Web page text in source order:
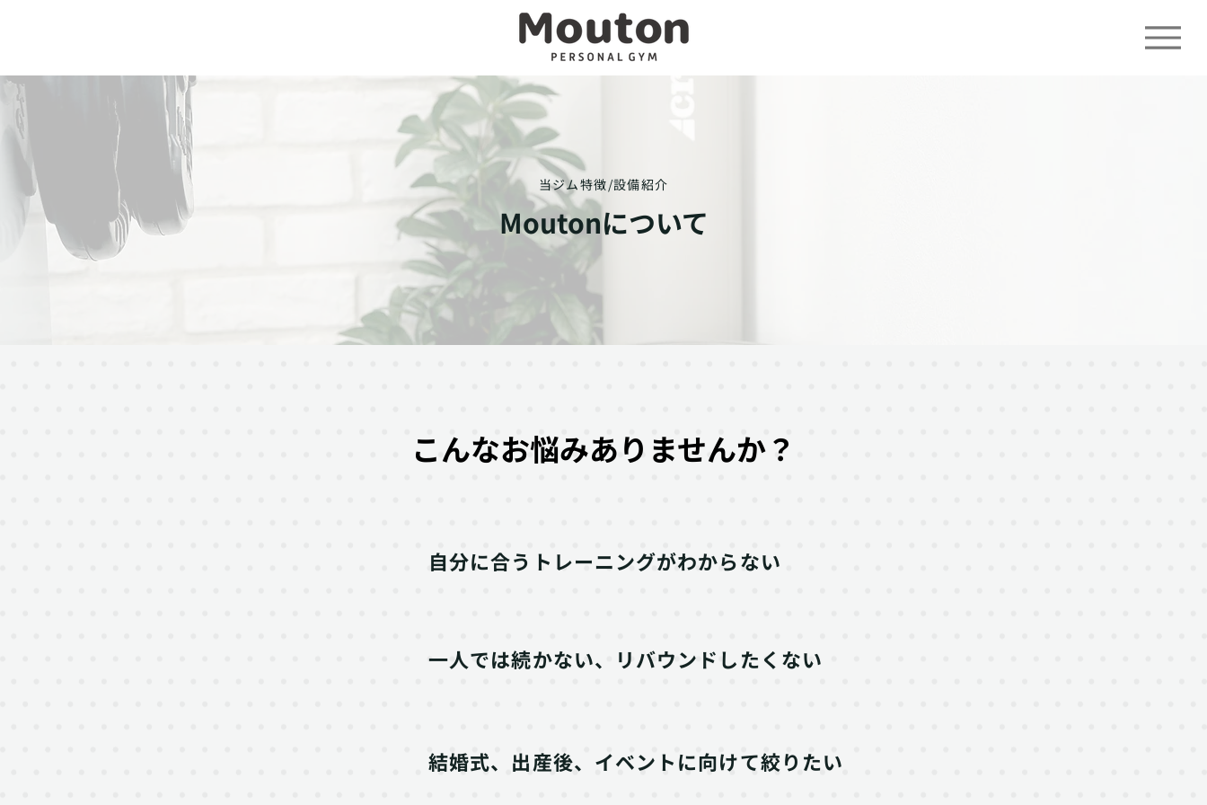
当ジム特徴/設備紹介
Moutonについて
こんなお悩みありませんか？
自分に合うトレーニングがわからない
一人では続かない、リバウンドしたくない
結婚式、出産後、イベントに向けて絞りたい